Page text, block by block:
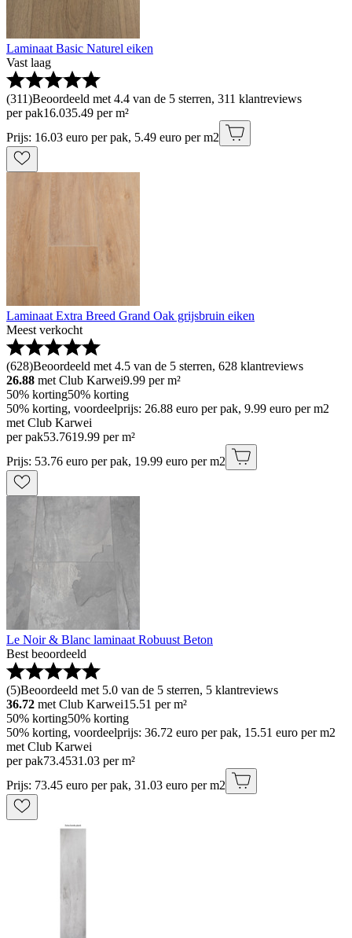
Laminaat Basic Naturel eiken
Vast laag
(311)Beoordeeld met 4.4 van de 5 sterren, 311 klantreviews
per pak16.035.49 per m²
Prijs: 16.03 euro per pak, 5.49 euro per m2
Laminaat Extra Breed Grand Oak grijsbruin eiken
Meest verkocht
(628)Beoordeeld met 4.5 van de 5 sterren, 628 klantreviews
26.88 met Club Karwei9.99 per m²
50% korting50% korting
50% korting, voordeelprijs: 26.88 euro per pak, 9.99 euro per m2
met Club Karwei
per pak53.7619.99 per m²
Prijs: 53.76 euro per pak, 19.99 euro per m2
Le Noir & Blanc laminaat Robuust Beton
Best beoordeeld
(5)Beoordeeld met 5.0 van de 5 sterren, 5 klantreviews
36.72 met Club Karwei15.51 per m²
50% korting50% korting
50% korting, voordeelprijs: 36.72 euro per pak, 15.51 euro per m2
met Club Karwei
per pak73.4531.03 per m²
Prijs: 73.45 euro per pak, 31.03 euro per m2